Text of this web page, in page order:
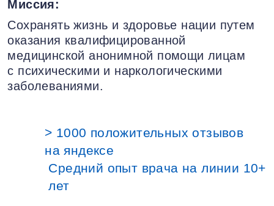
Миссия:
Сохранять жизнь и здоровье нации путем
оказания квалифицированной
медицинской анонимной помощи лицам
с психическими и наркологическими
заболеваниями.
> 1000 положительных отзывов
на яндексе
Средний опыт врача на линии 10+
лет